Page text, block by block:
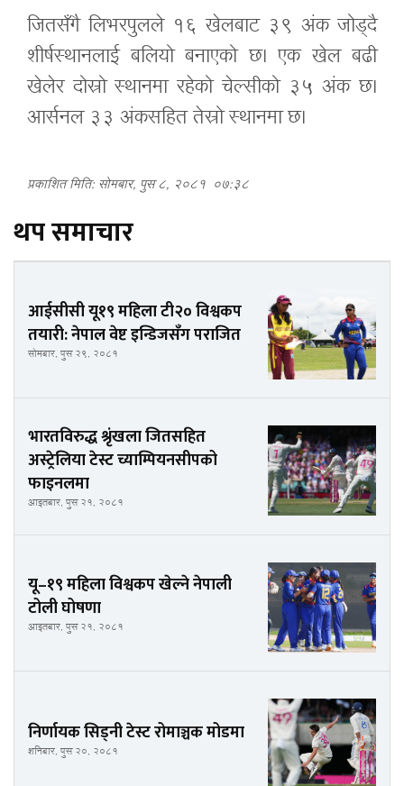
जितसँगै लिभरपुलले १६ खेलबाट ३९ अंक जोड्दै
शीर्षस्थानलाई बलियो बनाएको छ। एक खेल बढी
खेलेर दोस्रो स्थानमा रहेको चेल्सीको ३५ अंक छ।
आर्सनल ३३ अंकसहित तेस्रो स्थानमा छ।
प्रकाशित मिति: सोमबार, पुस ८, २०८१ ०७:३८
थप समाचार
आईसीसी यू१९ महिला टी२० विश्वकप
तयारी: नेपाल वेष्ट इन्डिजसँग पराजित
सोमबार, पुस २९, २०८१
भारतविरुद्ध श्रृंखला जितसहित
अस्ट्रेलिया टेस्ट च्याम्पियनसीपको
फाइनलमा
आइतबार, पुस २१, २०८१
यू–१९ महिला विश्वकप खेल्ने नेपाली
टोली घोषणा
आइतबार, पुस २१, २०८१
निर्णायक सिड्नी टेस्ट रोमाञ्चक मोडमा
शनिबार, पुस २०, २०८१